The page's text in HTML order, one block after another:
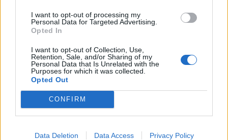
I want to opt-out of processing my
Personal Data for Targeted Advertising.
Opted In
I want to opt-out of Collection, Use,
Retention, Sale, and/or Sharing of my
Personal Data that Is Unrelated with the
Purposes for which it was collected.
Opted Out
CONFIRM
Data Deletion Data Access Privacy Policy
Криптомайнерът Bitdeer ще изгради
най-големия в Норвегия център за
данни за ИИ
01.04.2026 / 16:30